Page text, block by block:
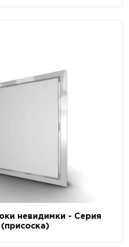
невидимки - Серия